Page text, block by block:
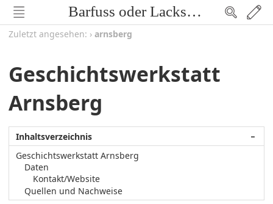
Barfuss oder Lackschuh
Zuletzt angesehen: › arnsberg
Geschichtswerkstatt
Arnsberg
−
Inhaltsverzeichnis
Geschichtswerkstatt Arnsberg
Daten
Kontakt/Website
Quellen und Nachweise